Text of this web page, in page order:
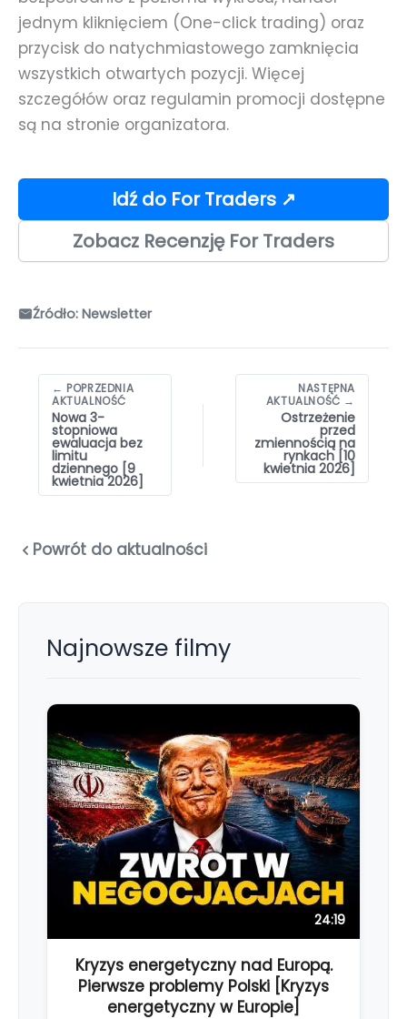
jednym kliknięciem (One-click trading) oraz
przycisk do natychmiastowego zamknięcia
wszystkich otwartych pozycji. Więcej
szczegółów oraz regulamin promocji dostępne
są na stronie organizatora.
Idź do For Traders ↗
Zobacz Recenzję For Traders
Źródło: Newsletter
Nawigacja
wpisów
← POPRZEDNIA
AKTUALNOŚĆ
Nowa 3-
stopniowa
ewaluacja bez
limitu
dziennego [9
kwietnia 2026]
NASTĘPNA
AKTUALNOŚĆ →
Ostrzeżenie
przed
zmiennością na
rynkach [10
kwietnia 2026]
Powrót do aktualności
Najnowsze filmy
24:19
Kryzys energetyczny nad Europą.
Pierwsze problemy Polski [Kryzys
energetyczny w Europie]